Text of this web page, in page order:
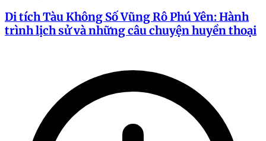
Di tích Tàu Không Số Vũng Rô Phú Yên: Hành
trình lịch sử và những câu chuyện huyền thoại